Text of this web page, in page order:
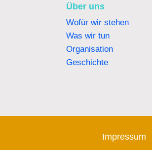
Über uns
Wofür wir stehen
Was wir tun
Organisation
Geschichte
Impressum